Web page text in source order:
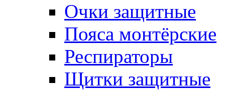
Очки защитные
Пояса монтёрские
Респираторы
Щитки защитные